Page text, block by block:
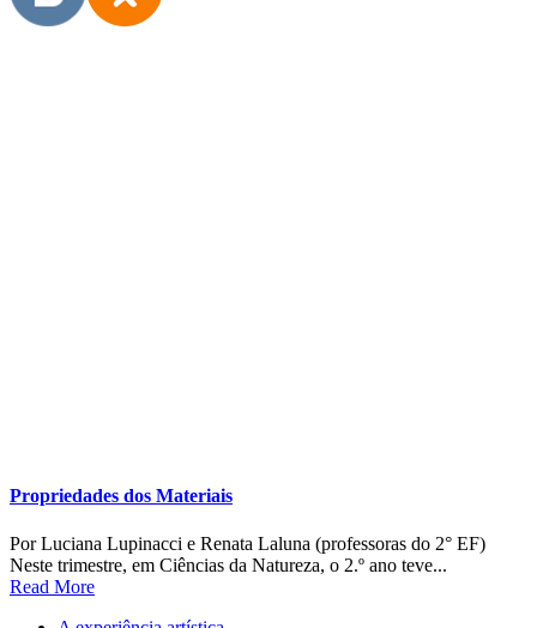
Propriedades dos Materiais
Por Luciana Lupinacci e Renata Laluna (professoras do 2° EF)
Neste trimestre, em Ciências da Natureza, o 2.º ano teve...
Read More